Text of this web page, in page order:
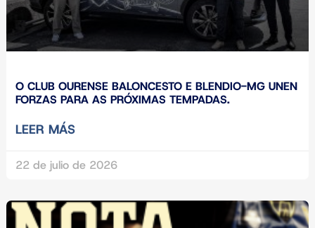
O CLUB OURENSE BALONCESTO E BLENDIO-MG UNEN
FORZAS PARA AS PRÓXIMAS TEMPADAS.
LEER MÁS
22 de julio de 2026